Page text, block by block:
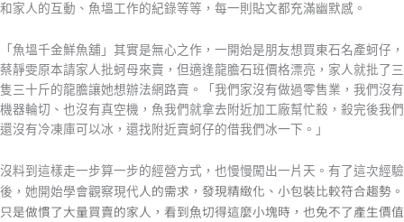
和家⼈的互動、⿂塭⼯作的紀錄等等，每⼀則貼⽂都充滿幽默感。
「⿂塭千⾦鮮⿂舖」其實是無⼼之作，⼀開始是朋友想買東⽯名產蚵仔，
蔡靜雯原本請家⼈批蚵⺟來賣，但適逢龍膽⽯班價格漂亮，家⼈就批了三
隻三⼗⽄的龍膽讓她想辦法網路賣。「我們家沒有做過零售業，我們沒有
機器輪切、也沒有真空機，⿂我們就拿去附近加⼯廠幫忙殺，殺完後我們
還沒有冷凍庫可以冰，還找附近賣蚵仔的借我們冰⼀下。」
沒料到這樣走⼀步算⼀步的經營⽅式，也慢慢闖出⼀片天。有了這次經驗
後，她開始學會觀察現代⼈的需求，發現精緻化、⼩包裝比較符合趨勢。
只是做慣了⼤量買賣的家⼈，看到⿂切得這麼⼩塊時，也免不了產⽣價值